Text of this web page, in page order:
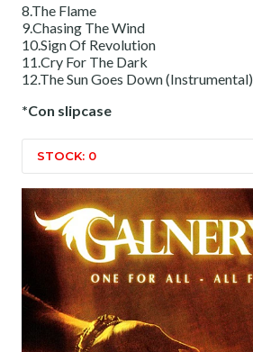
8.The Flame
9.Chasing The Wind
10.Sign Of Revolution
11.Cry For The Dark
12.The Sun Goes Down (Instrumental)
*Con slipcase
STOCK: 0